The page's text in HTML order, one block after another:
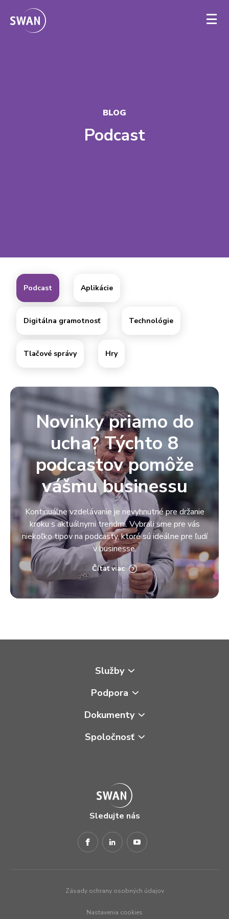
BLOG
Podcast
Podcast Aplikácie
Digitálna gramotnosť Technológie
Tlačové správy Hry
Novinky priamo do
ucha? Týchto 8
podcastov pomôže
vášmu businessu
Kontinuálne vzdelávanie je nevyhnutné pre držanie
kroku s aktuálnymi trendmi. Vybrali sme pre vás
niekoľko tipov na podcasty, ktoré sú ideálne pre ľudí
v businesse.
Čítať viac
Služby
Podpora
Dokumenty
Spoločnosť
Sledujte nás
Zásady ochrany osobných údajov
Nastavenia cookies